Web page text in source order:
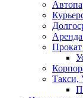
Такси,